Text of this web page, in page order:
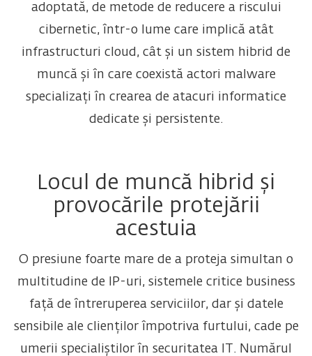
adoptată, de metode de reducere a riscului
cibernetic, într-o lume care implică atât
infrastructuri cloud, cât și un sistem hibrid de
muncă și în care coexistă actori malware
specializați în crearea de atacuri informatice
dedicate și persistente.
Locul de muncă hibrid și
provocările protejării
acestuia
O presiune foarte mare de a proteja simultan o
multitudine de IP-uri, sistemele critice business
față de întreruperea serviciilor, dar și datele
sensibile ale clienților împotriva furtului, cade pe
umerii specialiștilor în securitatea IT. Numărul